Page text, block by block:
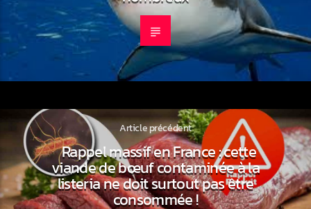
Article précédent
Rappel massif en France : cette
viande de bœuf contaminée à la
listeria ne doit surtout pas être
consommée !